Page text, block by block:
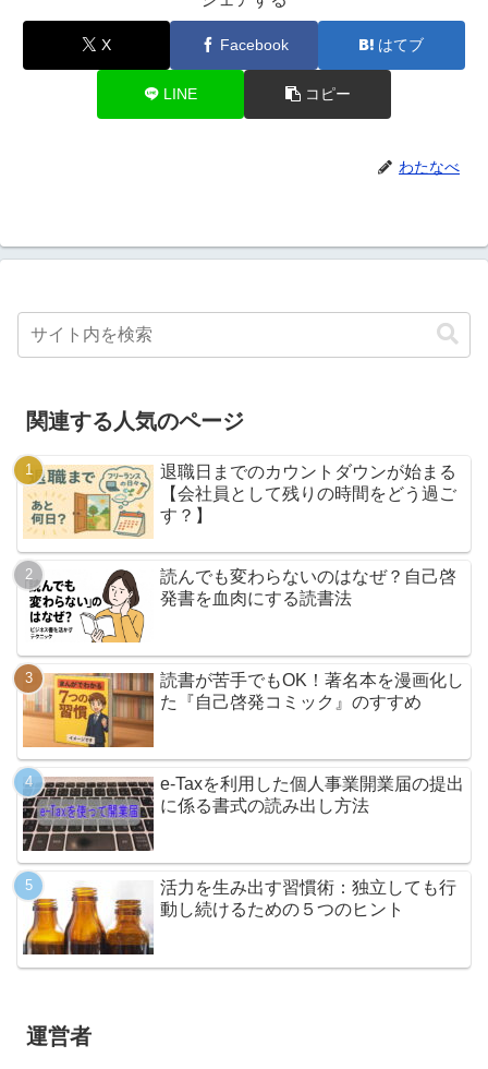
X Facebook はてブ
LINE コピー
わたなべ
関連する人気のページ
退職日までのカウントダウンが始まる
【会社員として残りの時間をどう過ご
す？】
読んでも変わらないのはなぜ？自己啓
発書を血肉にする読書法
読書が苦手でもOK！著名本を漫画化し
た『自己啓発コミック』のすすめ
e-Taxを利用した個人事業開業届の提出
に係る書式の読み出し方法
活力を生み出す習慣術：独立しても行
動し続けるための５つのヒント
運営者